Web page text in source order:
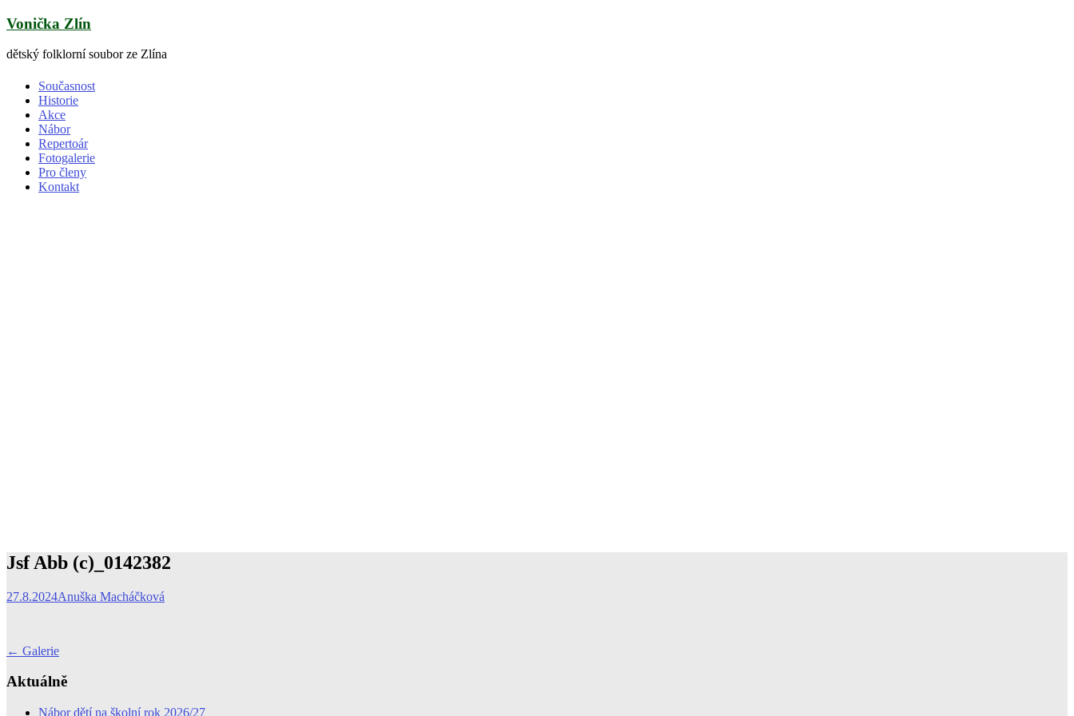
Skip
content
Vonička Zlín
dětský folklorní soubor ze Zlína
Současnost
Historie
Akce
Nábor
Repertoár
Fotogalerie
Pro členy
Kontakt
Jsf Abb (c)_0142382
27.8.2024Anuška Macháčková
Post
← Galerie
Aktuálně
Nábor dětí na školní rok 2026/27